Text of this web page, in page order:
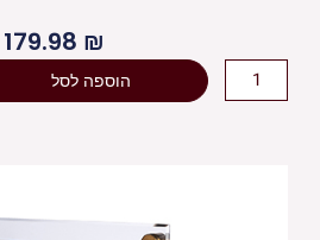
179.98 ₪
כמות
של
הוספה לסל